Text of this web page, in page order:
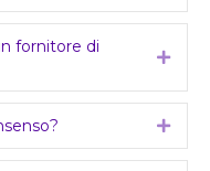
fornitore di